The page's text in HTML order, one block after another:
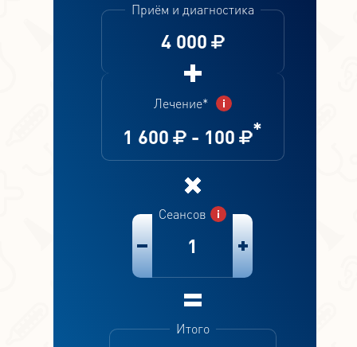
4 000
Приём и диагностика
1 600 - 100 *
Лечение*
1
Сеансов
Итого